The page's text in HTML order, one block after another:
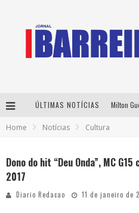
ÚLTIMAS NOTÍCIAS
Home Notícias Cultura
Dono do hit “Deu Onda”, MC
2017
Diario Redacao 11 de janeiro de